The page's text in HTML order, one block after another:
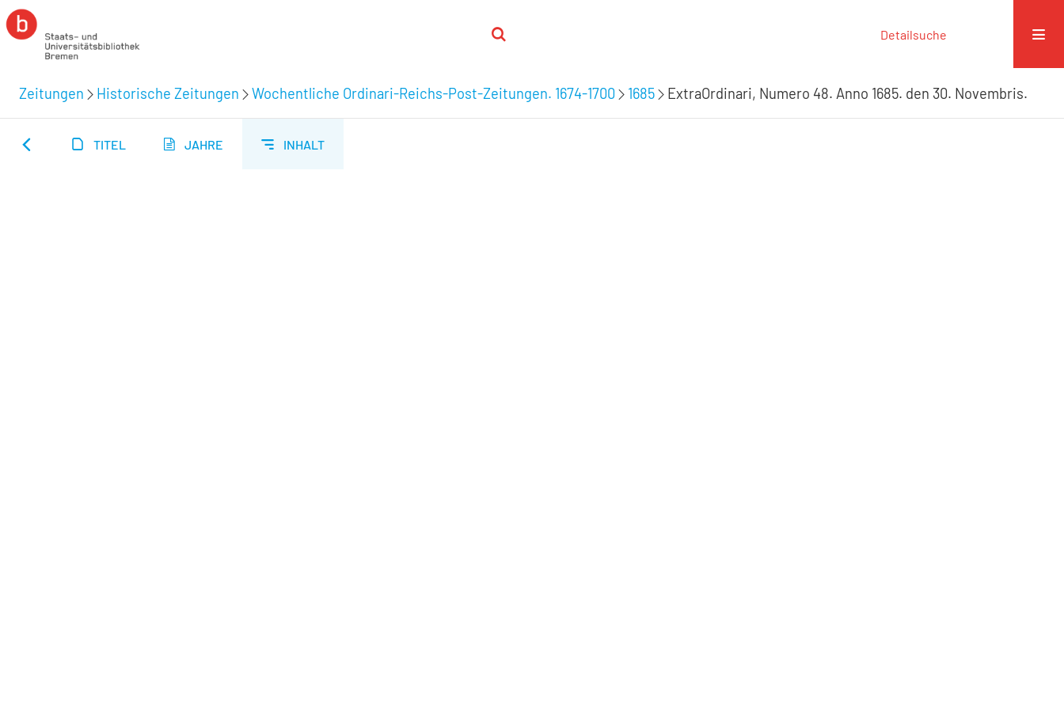
Detailsuche
Zeitungen Historische Zeitungen Wochentliche Ordinari-Reichs-Post-Zeitungen. 1674-1700 1685 ExtraOrdinari, Numero 48. Anno 1685. den 30. Novembris.
TITEL JAHRE INHALT